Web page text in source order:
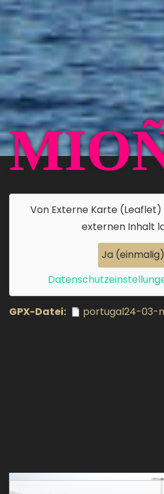
Von Externe Karte (Leaflet)
externen Inhalt
Ja (einmalig)
GPX-Datei portugal24-03-
Extern gehostetes Video URL